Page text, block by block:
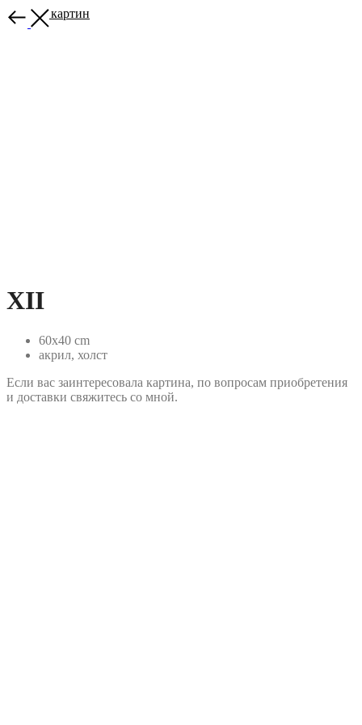
Больше картин
XII
60x40 cm
акрил, холст
Если вас заинтересовала картина, по вопросам приобретения
и доставки свяжитесь со мной.